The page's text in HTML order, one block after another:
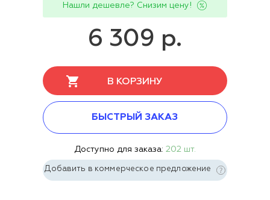
Нашли дешевле? Снизим цену!
6 309 р.
В КОРЗИНУ
БЫСТРЫЙ ЗАКАЗ
Доступно для заказа: 202 шт.
Добавить в коммерческое предложение